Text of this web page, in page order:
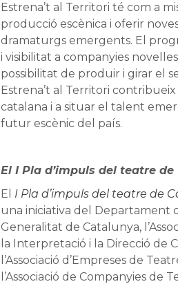
Estrena’t al Territori té com a
producció escènica i oferir
dramaturgs emergents. El
i visibilitat a companyies
possibilitat de produir i girar el
Estrena’t al Territori
catalana i a situar el talent
futur escènic del país.
El I Pla d’impuls del teatre de
El I Pla d’impuls del teatre de
una iniciativa del Departament
Generalitat de Catalunya,
la Interpretació i la Direcció de
l’Associació d’Empreses de
l’Associació de Companyies de